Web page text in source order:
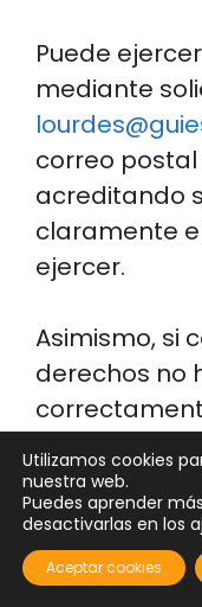
Puede
mediante
correo
acreditando
claramente
ejercer.
Asimismo, si
derechos no
reclamación
Española de
https://
regula en
ejercicio.
Utilizamos cookies
nuestra web.
Puedes aprender
desactivarlas en los
Aceptar cookies